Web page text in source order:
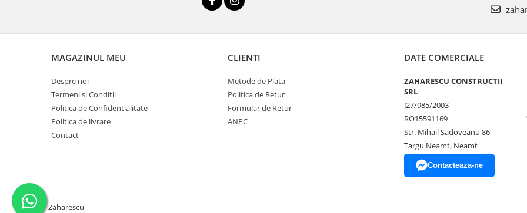
MAGAZINUL MEU
Despre noi
Termeni si Conditii
Politica de Confidentialitate
Politica de livrare
Contact
CLIENTI
Metode de Plata
Politica de Retur
Formular de Retur
ANPC
DATE COMERCIALE
ZAHARESCU CONSTRUCTII
SRL
J27/985/2003
RO15591169
Str. Mihail Sadoveanu 86
Targu Neamt, Neamt
Contacteaza-ne
Zaharescu